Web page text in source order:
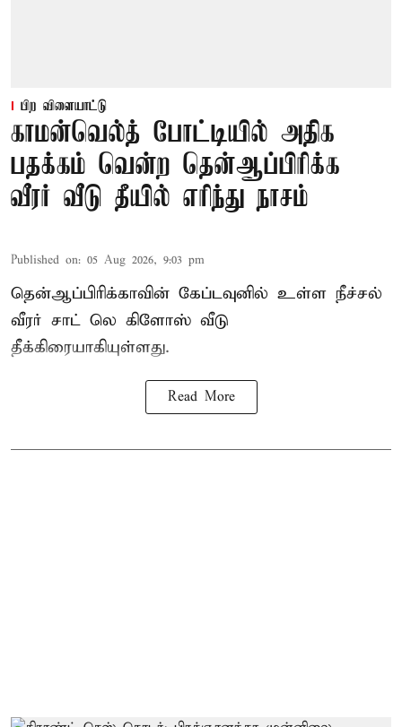
பிற விளையாட்டு
காமன்வெல்த் போட்டியில் அதிக
பதக்கம் வென்ற தென்ஆப்பிரிக்க
வீரர் வீடு தீயில் எரிந்து நாசம்
Published on: 05 Aug 2026, 9:03 pm
தென்ஆப்பிரிக்காவின் கேப்டவுனில் உள்ள நீச்சல்
வீரர் சாட் லெ கிளோஸ் வீடு
தீக்கிரையாகியுள்ளது.
Read More